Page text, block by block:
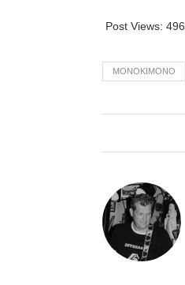
Post Views: 496
MONOKIMONO